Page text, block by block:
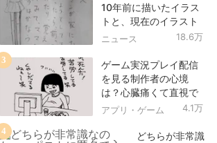
10年前に描いたイラス
トと、現在のイラスト
を投稿したツイートが
ニュース 18.6万
ゲーム実況プレイ配信
を見る制作者の心境
は？心臓痛くて直視で
きなかった！
アプリ・ゲーム 4.1万
3
どちらが非常識
4